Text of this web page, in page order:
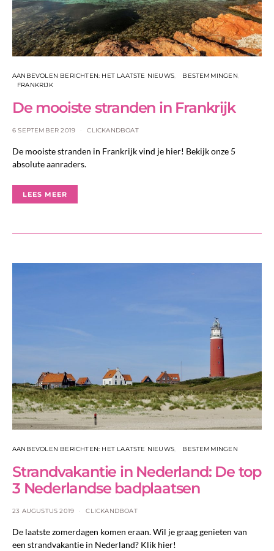
AANBEVOLEN BERICHTEN: HET LAATSTE NIEUWS
BESTEMMINGEN
FRANKRIJK
De mooiste stranden in Frankrijk
6 SEPTEMBER 2019 CLICKANDBOAT
De mooiste stranden in Frankrijk vind je hier! Bekijk onze 5
absolute aanraders.
LEES MEER
AANBEVOLEN BERICHTEN: HET LAATSTE NIEUWS BESTEMMINGEN
Strandvakantie in Nederland: De top
3 Nederlandse badplaatsen
23 AUGUSTUS 2019 CLICKANDBOAT
De laatste zomerdagen komen eraan. Wil je graag genieten van
een strandvakantie in Nederland? Klik hier!